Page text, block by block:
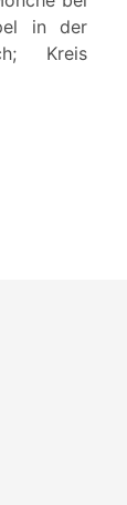
in der
Kreis